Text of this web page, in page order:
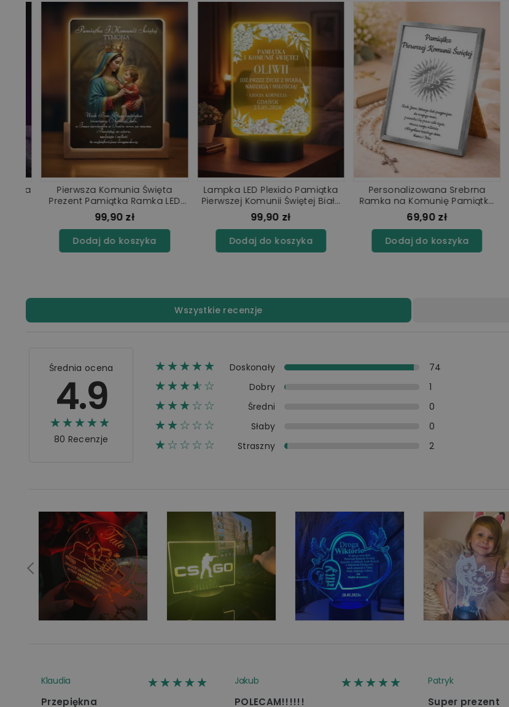
Lampka LED Plexido Pamiątka
Pierwszej Komunii Świętej Białe
Kwiaty
99,90 zł
Dodaj do koszyka
Personalizowana Srebrna
Ramka na Komunię Pamiątka
Prezent
69,90 zł
Dodaj do koszyka
Pamiątka Pierwszej Komunii
Świętej Złota Ramka
Personalizowana
69,90 zł
Dodaj do koszyka
Wszystkie recenzje
Średnia ocena
4.9
☆☆☆☆☆
★★★★★
80 Recenzje
☆☆☆☆☆
★★★★★ Doskonały 74
☆☆☆☆☆
★★★★ Dobry 1
☆☆☆☆☆
★★★ Średni 0
☆☆☆☆☆
★★ Słaby 0
☆☆☆☆☆
★ Straszny 2
Klaudia ☆☆☆☆☆
★★★★★
Przepiękna
Jakub ☆☆☆☆☆
★★★★★
POLECAM!!!!!!
Patryk
Super prezent